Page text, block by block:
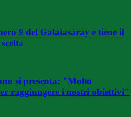
9 del Galatasaray e tiene il
si presenta: "Molto
raggiungere i nostri obiettivi"